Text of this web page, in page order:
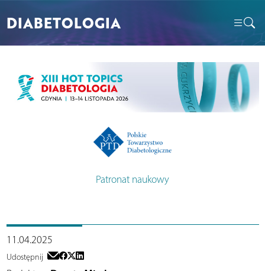
DIABETOLOGIA
Patronat naukowy
11.04.2025
Udostępnij